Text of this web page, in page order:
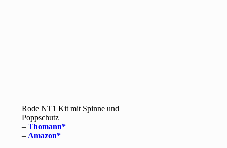
Rode NT1 Kit mit Spinne und
Poppschutz
–Thomann
– Amazon